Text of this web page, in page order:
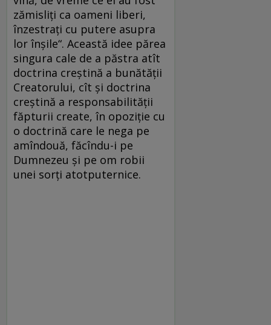
zămisliţi ca oameni liberi,
înzestraţi cu putere asupra
lor înşile“. Această idee părea
singura cale de a păstra atît
doctrina creştină a bunătăţii
Creatorului, cît şi doctrina
creştină a responsabilităţii
făpturii create, în opoziţie cu
o doctrină care le nega pe
amîndouă, făcîndu-i pe
Dumnezeu şi pe om robii
unei sorţi atotputernice.